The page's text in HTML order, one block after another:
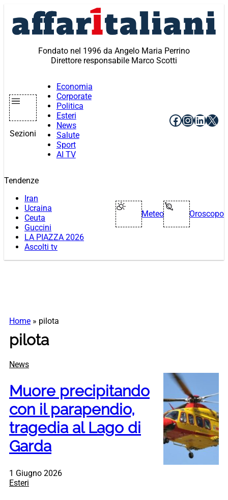
contenuto
Fondato nel 1996 da Angelo Maria Perrino
Direttore responsabile Marco Scotti
Sezioni
Economia
Corporate
Politica
Esteri
News
Salute
Sport
AI TV
Facebook
X
Tendenze
Iran
Ucraina
Ceuta
Guccini
LA PIAZZA 2026
Ascolti tv
Meteo Oroscopo
Home » pilota
pilota
News
Muore precipitando
con il parapendio,
tragedia al Lago di
Garda
1 Giugno 2026
Esteri